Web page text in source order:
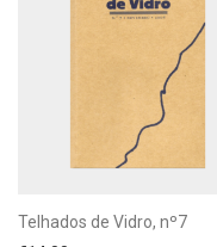
Telhados de Vidro, nº7